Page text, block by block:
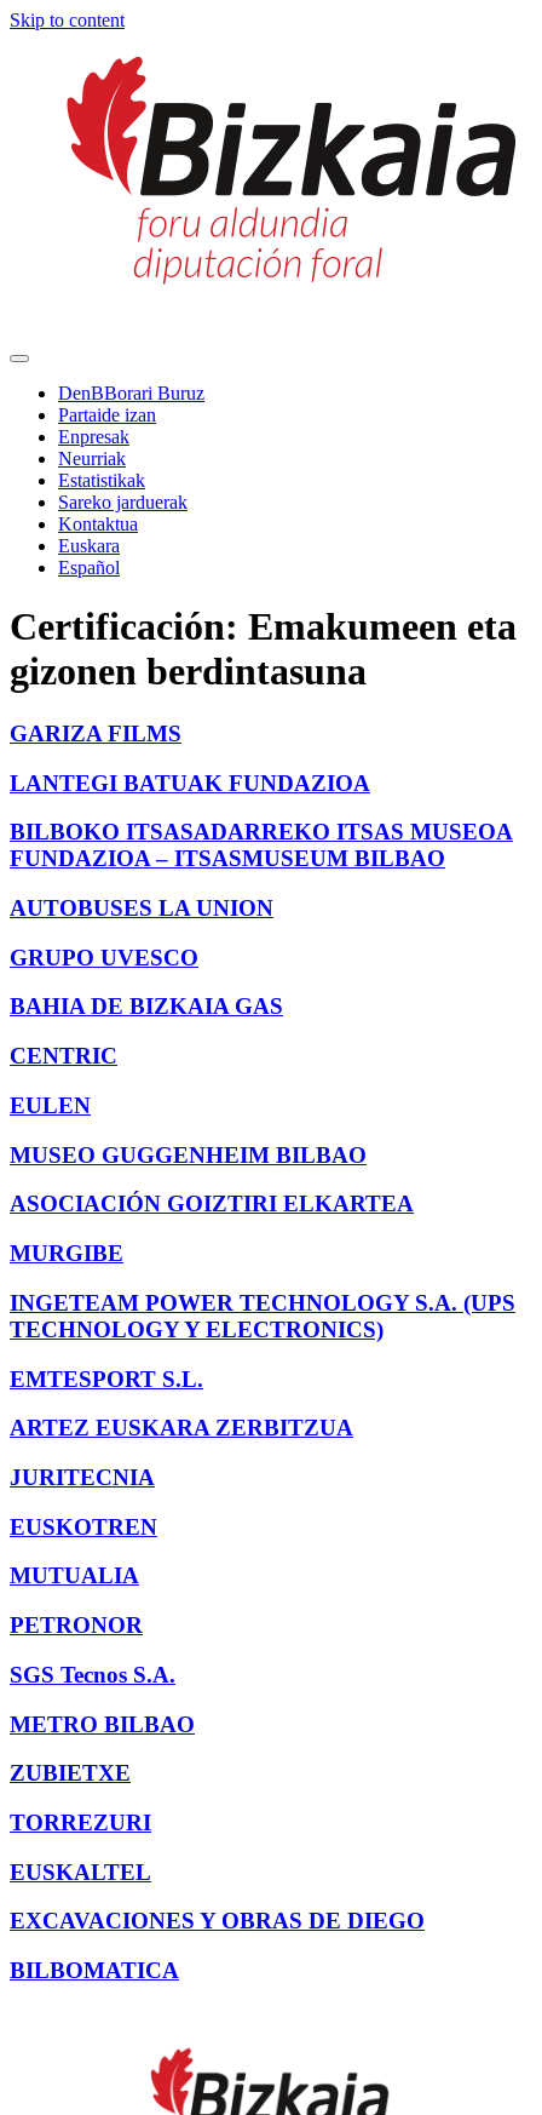
Skip to content
Main
Navigation
DenBBorari Buruz
Partaide izan
Enpresak
Neurriak
Estatistikak
Sareko jarduerak
Kontaktua
Euskara
Español
Certificación: Emakumeen eta
gizonen berdintasuna
GARIZA FILMS
LANTEGI BATUAK FUNDAZIOA
BILBOKO ITSASADARREKO ITSAS MUSEOA
FUNDAZIOA – ITSASMUSEUM BILBAO
AUTOBUSES LA UNION
GRUPO UVESCO
BAHIA DE BIZKAIA GAS
CENTRIC
EULEN
MUSEO GUGGENHEIM BILBAO
ASOCIACIÓN GOIZTIRI ELKARTEA
MURGIBE
INGETEAM POWER TECHNOLOGY S.A. (UPS
TECHNOLOGY Y ELECTRONICS)
EMTESPORT S.L.
ARTEZ EUSKARA ZERBITZUA
JURITECNIA
EUSKOTREN
MUTUALIA
PETRONOR
SGS Tecnos S.A.
METRO BILBAO
ZUBIETXE
TORREZURI
EUSKALTEL
EXCAVACIONES Y OBRAS DE DIEGO
BILBOMATICA